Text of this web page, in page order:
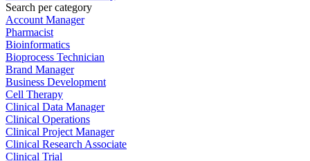
Search per category
Account Manager
Pharmacist
Bioinformatics
Bioprocess Technician
Brand Manager
Business Development
Cell Therapy
Clinical Data Manager
Clinical Operations
Clinical Project Manager
Clinical Research Associate
Clinical Trial